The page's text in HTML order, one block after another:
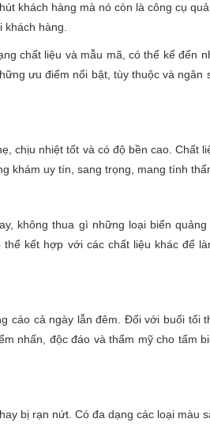
khách hàng mà nó còn là công cụ
hàng.
chất liệu và mẫu mã, có thể kể đến
ưu điểm nổi bật, tùy thuộc và ngân
chịu nhiệt tốt và có độ bền cao. Chất
khám uy tín, sang trọng, mang tính
không thua gì những loại biển
kết hợp với các chất liệu khác để
cáo cả ngày lẫn đêm. Đối với buổi tối
nhấn, độc đáo và thẩm mỹ cho tấm
bị rạn nứt. Có đa dạng các loại màu